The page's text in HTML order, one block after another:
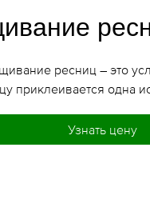
ресниц – это
приклеивается одна
Узнать цену